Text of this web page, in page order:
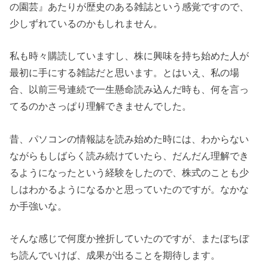
の園芸』あたりが歴史のある雑誌という感覚ですので、
少しずれているのかもしれません。
私も時々購読していますし、株に興味を持ち始めた人が
最初に手にする雑誌だと思います。とはいえ、私の場
合、以前三号連続で一生懸命読み込んだ時も、何を言っ
てるのかさっぱり理解できませんでした。
昔、パソコンの情報誌を読み始めた時には、わからない
ながらもしばらく読み続けていたら、だんだん理解でき
るようになったという経験をしたので、株式のことも少
しはわかるようになるかと思っていたのですが。なかな
か手強いな。
そんな感じで何度か挫折していたのですが、またぼちぼ
ち読んでいけば、成果が出ることを期待します。